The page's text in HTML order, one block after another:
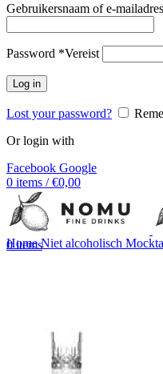
Gebruikersnaam of e-mailadres
Password *Vereist
Log in
Lost your password?
Or login with
Facebook Google
0 items / €0,00
0items
HomeNiet alcoholisch